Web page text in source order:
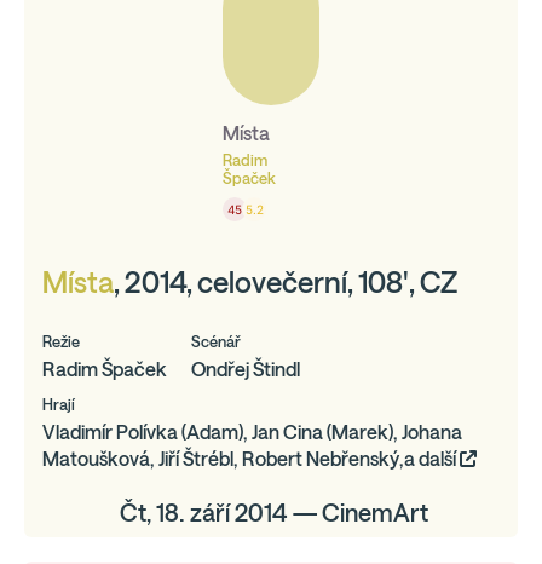
Místa
Radim
Špaček
45 5.2
Místa, 2014, celovečerní, 108', CZ
Režie
Radim Špaček
Scénář
Ondřej Štindl
Hrají
Vladimír Polívka (Adam), Jan Cina (Marek), Johana
Matoušková, Jiří Štrébl, Robert Nebřenský,a další
Čt, 18. září 2014 — CinemArt